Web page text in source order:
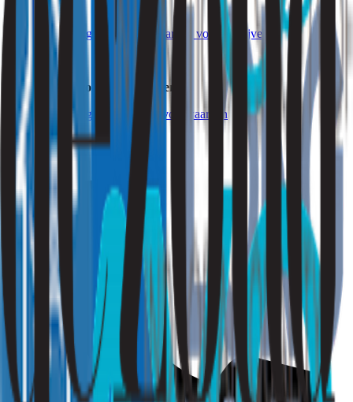
Download de algemene voorwaarden voor bedrijven
Alegemene inkoopvoorwaarden
Download de algemene inkoopvoorwaarden